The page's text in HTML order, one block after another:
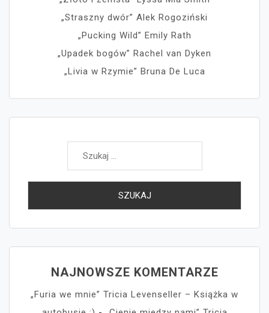
„Straszny dwór” Alek Rogoziński
„Pucking Wild” Emily Rath
„Upadek bogów” Rachel van Dyken
„Livia w Rzymie” Bruna De Luca
Szukaj:
NAJNOWSZE KOMENTARZE
„Furia we mnie” Tricia Levenseller – Książka w